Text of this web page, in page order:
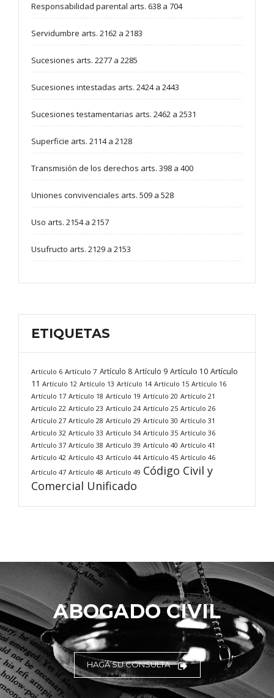
Responsabilidad parental arts. 638 a 704
Servidumbre arts. 2162 a 2183
Sucesiones arts. 2277 a 2285
Sucesiones intestadas arts. 2424 a 2443
Sucesiones testamentarias arts. 2462 a 2531
Superficie arts. 2114 a 2128
Transmisión de los derechos arts. 398 a 400
Uniones convivenciales arts. 509 a 528
Uso arts. 2154 a 2157
Usufructo arts. 2129 a 2153
ETIQUETAS
Artículo 6 Artículo 7 Artículo 8 Artículo 9 Artículo 10 Artículo
11 Artículo 12 Artículo 13 Artículo 14 Artículo 15 Artículo 16
Artículo 17 Artículo 18 Artículo 19 Artículo 20 Artículo 21
Artículo 22 Artículo 23 Artículo 24 Artículo 25 Artículo 26
Artículo 27 Artículo 28 Artículo 29 Artículo 30 Artículo 31
Artículo 32 Artículo 33 Artículo 34 Artículo 35 Artículo 36
Artículo 37 Artículo 38 Artículo 39 Artículo 40 Artículo 41
Artículo 42 Artículo 43 Artículo 44 Artículo 45 Artículo 46
Artículo 47 Artículo 48 Artículo 49 Código Civil y
Comercial Unificado
ABOGADO CIVIL
HAGA SU CONSULTA